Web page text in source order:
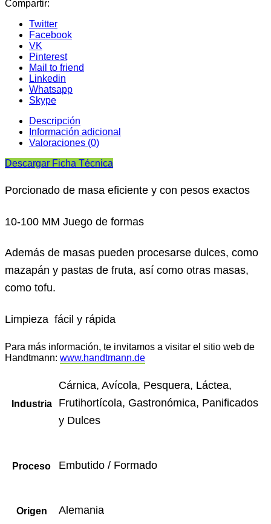
Compartir:
Twitter
Facebook
VK
Pinterest
Mail to friend
Linkedin
Whatsapp
Skype
Descripción
Información adicional
Valoraciones (0)
Descargar Ficha Técnica
Porcionado de masa eficiente y con pesos exactos
10-100 MM Juego de formas
Además de masas pueden procesarse dulces, como
mazapán y pastas de fruta, así como otras masas,
como tofu.
Limpieza fácil y rápida
Para más información, te invitamos a visitar el sitio web de
Handtmann: www.handtmann.de
Industria
Cárnica, Avícola, Pesquera, Láctea,
Frutihortícola, Gastronómica, Panificados
y Dulces
Proceso Embutido / Formado
Origen Alemania